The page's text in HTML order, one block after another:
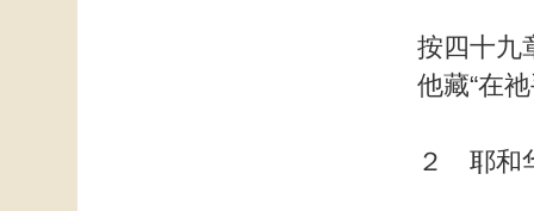
按四十九
他藏“在
２ 耶和